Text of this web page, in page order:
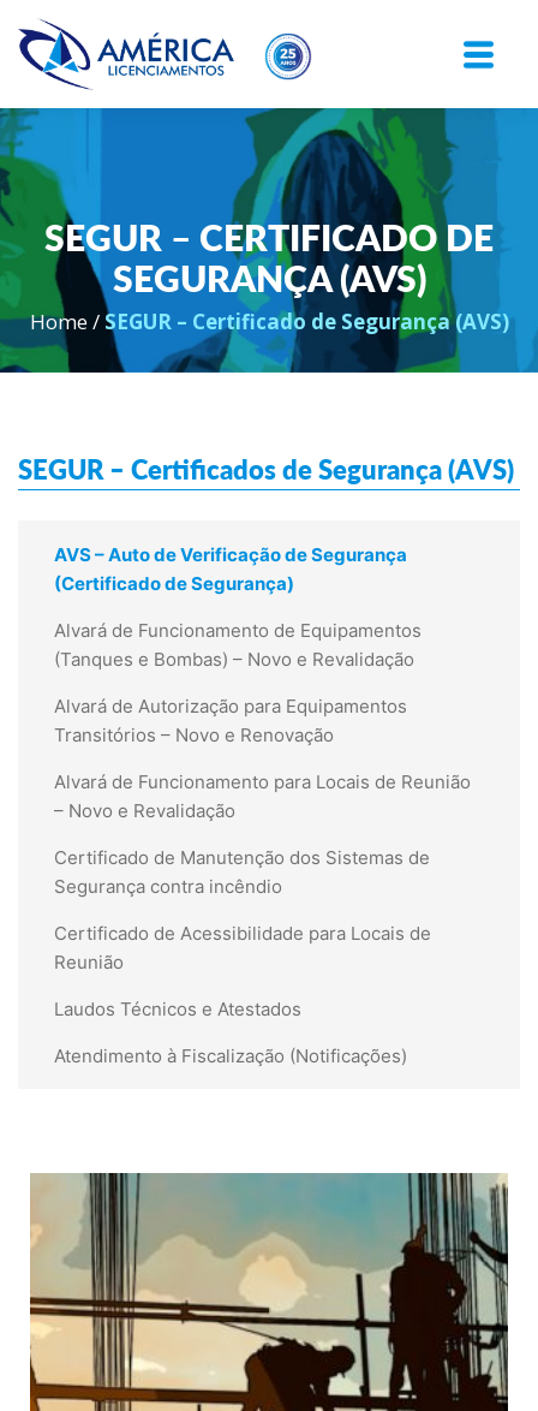
SEGUR – CERTIFICADO DE
SEGURANÇA (AVS)
Home/ SEGUR – Certificado de Segurança (AVS)
SEGUR – Certificados de Segurança (AVS)
AVS – Auto de Verificação de Segurança
(Certificado de Segurança)
Alvará de Funcionamento de Equipamentos
(Tanques e Bombas) – Novo e Revalidação
Alvará de Autorização para Equipamentos
Transitórios – Novo e Renovação
Alvará de Funcionamento para Locais de Reunião
– Novo e Revalidação
Certificado de Manutenção dos Sistemas de
Segurança contra incêndio
Certificado de Acessibilidade para Locais de
Reunião
Laudos Técnicos e Atestados
Atendimento à Fiscalização (Notificações)